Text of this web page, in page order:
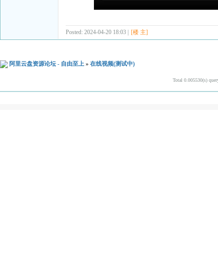
Posted: 2024-04-20 18:03 | [楼 主]
阿里云盘资源论坛 - 自由至上 » 在线视频(测试中)
Total 0.005530(s)